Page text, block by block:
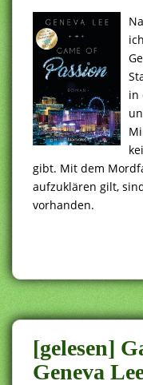
in
gibt. Mit dem
aufzuklären gilt,
vorhanden.
[gelesen]
Geneva